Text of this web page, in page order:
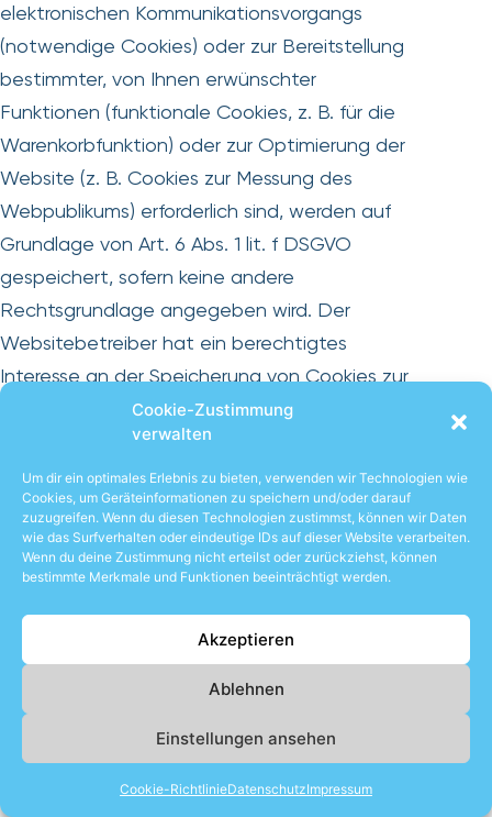
Cookie-Zustimmung
verwalten
Um dir ein optimales Erlebnis zu bieten, verwenden wir Technologien wie
Cookies, um Geräteinformationen zu speichern und/oder darauf
zuzugreifen. Wenn du diesen Technologien zustimmst, können wir Daten
wie das Surfverhalten oder eindeutige IDs auf dieser Website verarbeiten.
Wenn du deine Zustimmung nicht erteilst oder zurückziehst, können
bestimmte Merkmale und Funktionen beeinträchtigt werden.
Akzeptieren
Ablehnen
Einstellungen ansehen
Cookie-RichtlinieDatenschutzImpressum
elektronischen Kommunikationsvorgangs
(notwendige Cookies) oder zur Bereitstellung
bestimmter, von Ihnen erwünschter
Funktionen (funktionale Cookies, z. B. für die
Warenkorbfunktion) oder zur Optimierung der
Website (z. B. Cookies zur Messung des
Webpublikums) erforderlich sind, werden auf
Grundlage von Art. 6 Abs. 1 lit. f DSGVO
gespeichert, sofern keine andere
Rechtsgrundlage angegeben wird. Der
Websitebetreiber hat ein berechtigtes
Interesse an der Speicherung von Cookies zur
technisch fehlerfreien und optimierten
Bereitstellung seiner Dienste. Sofern eine
Einwilligung zur Speicherung von Cookies
abgefragt wurde, erfolgt die Speicherung der
betreffenden Cookies ausschließlich auf
Grundlage dieser Einwilligung (Art. 6 Abs. 1 lit. a
Sie können Ihren Browser so einstellen, dass
Sie über das Setzen von Cookies informiert
werden und Cookies nur im Einzelfall erlauben,
die Annahme von Cookies für bestimmte Fälle